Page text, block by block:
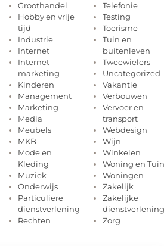
Groothandel
Hobby en vrije
tijd
Industrie
Internet
Internet
marketing
Kinderen
Management
Marketing
Media
Meubels
MKB
Mode en
Kleding
Muziek
Onderwijs
Particuliere
dienstverlening
Rechten
Telefonie
Testing
Toerisme
Tuin en
buitenleven
Tweewielers
Uncategorized
Vakantie
Verbouwen
Vervoer en
transport
Webdesign
Wijn
Winkelen
Woning en Tuin
Woningen
Zakelijk
Zakelijke
dienstverlening
Zorg